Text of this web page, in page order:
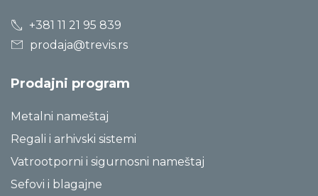
+381 11 21 95 839
prodaja@trevis.rs
Prodajni program
Metalni nameštaj
Regali i arhivski sistemi
Vatrootporni i sigurnosni nameštaj
Sefovi i blagajne